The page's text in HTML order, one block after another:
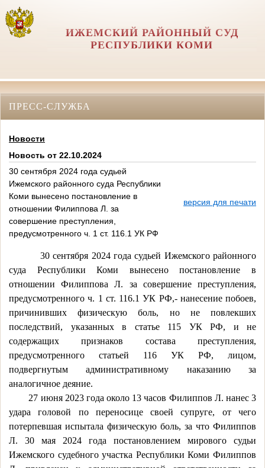
ИЖЕМСКИЙ РАЙОННЫЙ СУД
РЕСПУБЛИКИ КОМИ
ПРЕСС-СЛУЖБА
Новости
Новость от 22.10.2024
30 сентября 2024 года судьей
Ижемского районного суда Республики
Коми вынесено постановление в
отношении Филиппова Л. за
совершение преступления,
предусмотренного ч. 1 ст. 116.1 УК РФ
версия для печати
30 сентября 2024 года судьей Ижемского районного
суда Республики Коми вынесено постановление в
отношении Филиппова Л. за совершение преступления,
предусмотренного ч. 1 ст. 116.1 УК РФ,- нанесение побоев,
причинивших физическую боль, но не повлекших
последствий, указанных в статье 115 УК РФ, и не
содержащих признаков состава преступления,
предусмотренного статьей 116 УК РФ, лицом,
подвергнутым административному наказанию за
аналогичное деяние.
27 июня 2023 года около 13 часов Филиппов Л. нанес 3
удара головой по переносице своей супруге, от чего
потерпевшая испытала физическую боль, за что Филиппов
Л. 30 мая 2024 года постановлением мирового судьи
Ижемского судебного участка Республики Коми Филиппов